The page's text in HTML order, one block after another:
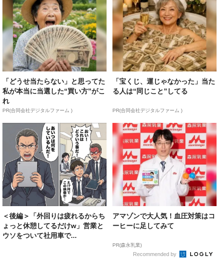
「どうせ当たらない」と思ってた
私が本当に当選した“買い方”がこ
れ
PR(合同会社デジタルファーム )
「宝くじ、運じゃなかった」当た
る人は“同じこと”してる
PR(合同会社デジタルファーム )
＜後編＞「外回りは疲れるからち
ょっと休憩してるだけw」営業と
ウソをついて社用車で...
アマゾンで大人気！血圧対策はコ
ーヒーに足してみて
PR(森永乳業)
Recommended by